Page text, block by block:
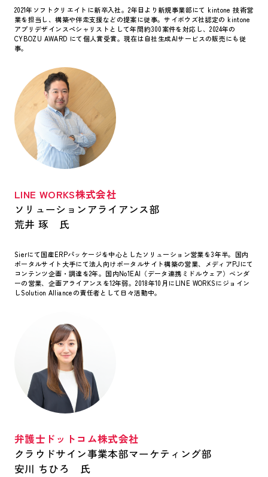
2021年ソフトクリエイトに新卒入社。2年目より新規事業部にて kintone 技術営
業を担当し、構築や伴走支援などの提案に従事。サイボウズ社認定の kintone
アプリデザインスペシャリストとして年間約300案件を対応し、2024年の
CYBOZU AWARD にて個人賞受賞。現在は自社生成AIサービスの販売にも従
事。
LINE WORKS株式会社
ソリューションアライアンス部
荒井 琢 氏
Sierにて国産ERPパッケージを中心としたソリューション営業を3年半。国内
ポータルサイト大手にて法人向けポータルサイト構築の営業、メディアPJにて
コンテンツ企画・調達を2年。国内No1EAI（データ連携ミドルウェア）ベンダ
ーの営業、企画アライアンスを12年弱。2018年10月にLINE WORKSにジョイン
しSolution Allianceの責任者として日々活動中。
弁護士ドットコム株式会社
クラウドサイン事業本部マーケティング部
安川 ちひろ 氏